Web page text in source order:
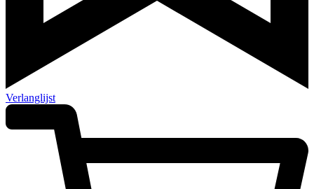
Verlanglijst